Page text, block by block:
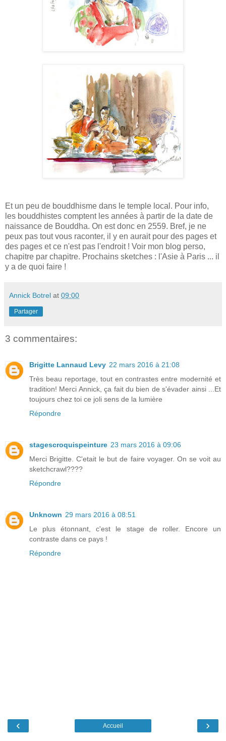
Et un peu de bouddhisme dans le temple local. Pour info,
les bouddhistes comptent les années à partir de la date de
naissance de Bouddha. On est donc en 2559. Bref, je ne
peux pas tout vous raconter, il y en aurait pour des pages et
des pages et ce n'est pas l'endroit ! Voir mon blog perso,
chapitre par chapitre. Prochains sketches : l'Asie à Paris ... il
y a de quoi faire !
Annick Botrel at 09:00
Partager
3 commentaires:
Brigitte Lannaud Levy 22 mars 2016 à 21:08
Très beau reportage, tout en contrastes entre modernité et
tradition! Merci Annick, ça fait du bien de s'évader ainsi ...Et
toujours chez toi ce joli sens de la lumière
Répondre
stagescroquispeinture 23 mars 2016 à 09:06
Merci Brigitte. C'etait le but de faire voyager. On se voit au
sketchcrawl????
Répondre
Unknown 29 mars 2016 à 08:51
Le plus étonnant, c'est le stage de roller. Encore un
contraste dans ce pays !
Répondre
‹ ›
Accueil